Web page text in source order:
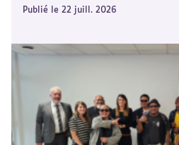
Publié le 22 juill. 2026